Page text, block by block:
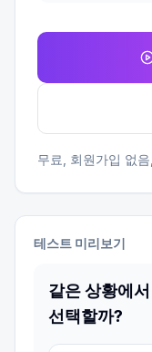
무료, 회원가입 없음,
테스트 미리보기
같은 상황에
선택할까?